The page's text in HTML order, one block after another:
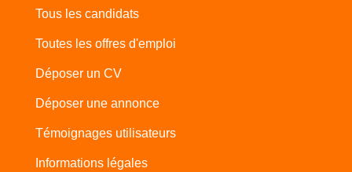
Tous les candidats
Toutes les offres d'emploi
Déposer un CV
Déposer une annonce
Témoignages utilisateurs
Informations légales